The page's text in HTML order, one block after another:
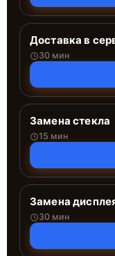
Доставка в
30 мин
Замена стекла
15 мин
Замена
30 мин